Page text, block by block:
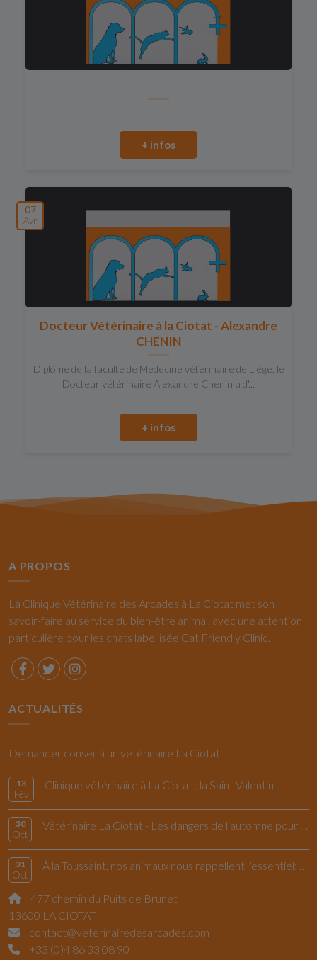
+ infos
07
Avr
Docteur Vétérinaire à la Ciotat - Alexandre
CHENIN
Diplômé de la faculté de Médecine vétérinaire de Liège, le
Docteur vétérinaire Alexandre Chenin a d'...
+ infos
A PROPOS
La Clinique Vétérinaire des Arcades à La Ciotat met son
savoir-faire au service du bien-être animal, avec une attention
particulière pour les chats labellisée Cat Friendly Clinic.
ACTUALITÉS
Demander conseil à un vétérinaire La Ciotat
13
Fév
Clinique vétérinaire à La Ciotat : la Saint Valentin
30
Oct
31
Oct
477 chemin du Puits de Brunet
13600 LA CIOTAT
contact@veterinairedesarcades.com
+33 (0)4 86 33 08 90